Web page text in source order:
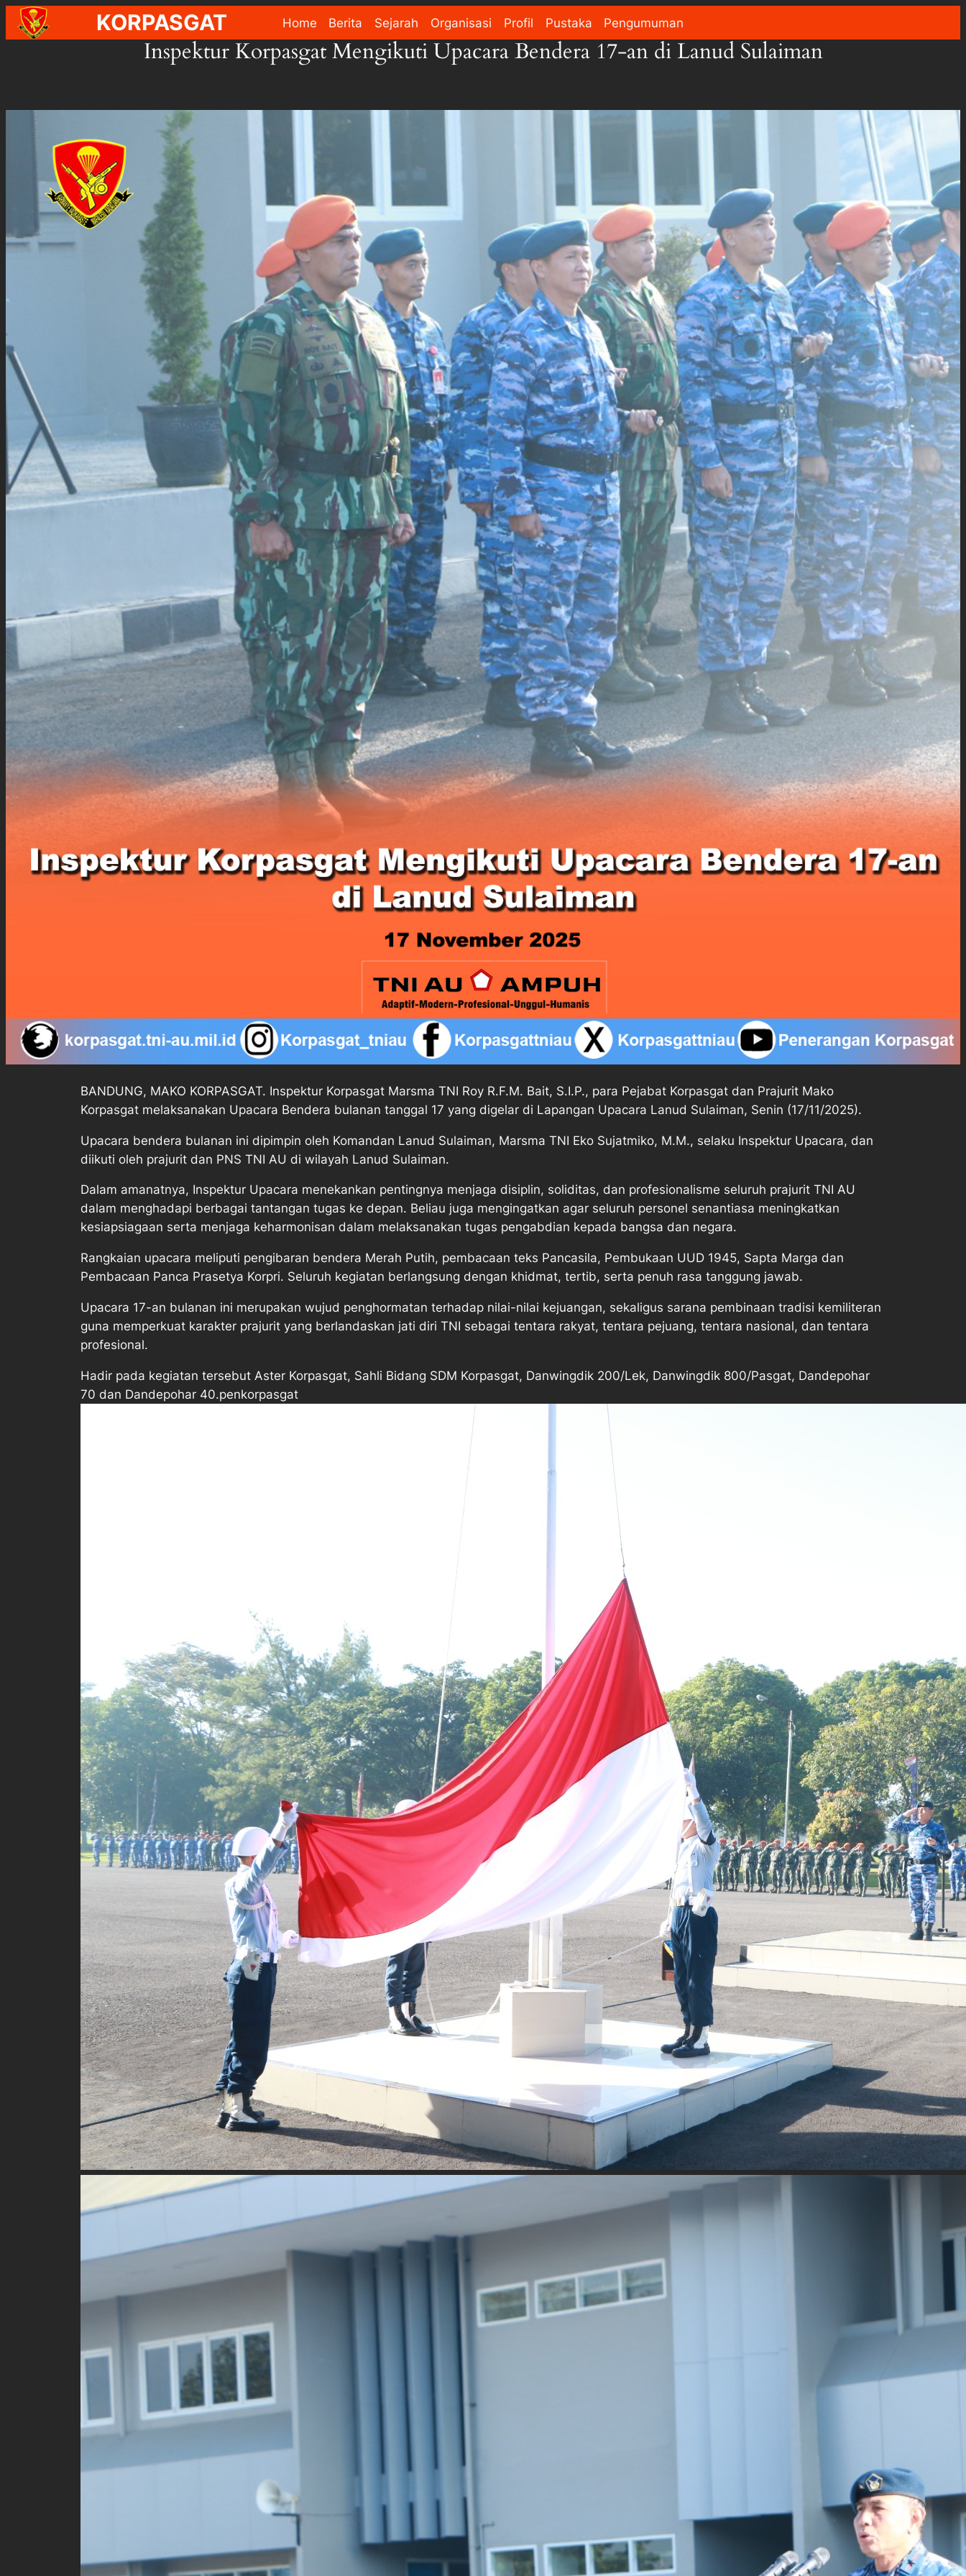
Skip
KORPASGAT Home Berita Sejarah Organisasi Profil Pustaka Pengumuman
Inspektur Korpasgat Mengikuti Upacara Bendera 17-an di Lanud Sulaiman
BANDUNG, MAKO KORPASGAT. Inspektur Korpasgat Marsma TNI Roy R.F.M. Bait, S.I.P., para Pejabat Korpasgat dan Prajurit Mako
Korpasgat melaksanakan Upacara Bendera bulanan tanggal 17 yang digelar di Lapangan Upacara Lanud Sulaiman, Senin (17/11/2025).
Upacara bendera bulanan ini dipimpin oleh Komandan Lanud Sulaiman, Marsma TNI Eko Sujatmiko, M.M., selaku Inspektur Upacara, dan
diikuti oleh prajurit dan PNS TNI AU di wilayah Lanud Sulaiman.
Dalam amanatnya, Inspektur Upacara menekankan pentingnya menjaga disiplin, soliditas, dan profesionalisme seluruh prajurit TNI AU
dalam menghadapi berbagai tantangan tugas ke depan. Beliau juga mengingatkan agar seluruh personel senantiasa meningkatkan
kesiapsiagaan serta menjaga keharmonisan dalam melaksanakan tugas pengabdian kepada bangsa dan negara.
Rangkaian upacara meliputi pengibaran bendera Merah Putih, pembacaan teks Pancasila, Pembukaan UUD 1945, Sapta Marga dan
Pembacaan Panca Prasetya Korpri. Seluruh kegiatan berlangsung dengan khidmat, tertib, serta penuh rasa tanggung jawab.
Upacara 17-an bulanan ini merupakan wujud penghormatan terhadap nilai-nilai kejuangan, sekaligus sarana pembinaan tradisi kemiliteran
guna memperkuat karakter prajurit yang berlandaskan jati diri TNI sebagai tentara rakyat, tentara pejuang, tentara nasional, dan tentara
profesional.
Hadir pada kegiatan tersebut Aster Korpasgat, Sahli Bidang SDM Korpasgat, Danwingdik 200/Lek, Danwingdik 800/Pasgat, Dandepohar
70 dan Dandepohar 40.penkorpasgat